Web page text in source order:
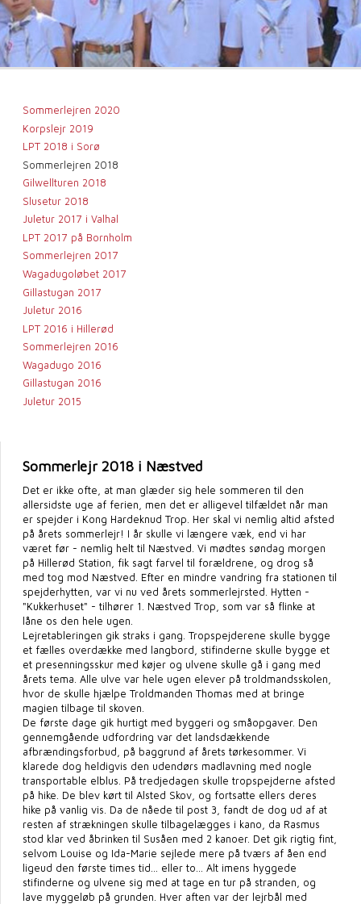
Sommerlejren 2020
Korpslejr 2019
LPT 2018 i Sorø
Sommerlejren 2018
Gilwellturen 2018
Slusetur 2018
Juletur 2017 i Valhal
LPT 2017 på Bornholm
Sommerlejren 2017
Wagadugoløbet 2017
Gillastugan 2017
Juletur 2016
LPT 2016 i Hillerød
Sommerlejren 2016
Wagadugo 2016
Gillastugan 2016
Juletur 2015
Sommerlejr 2018 i Næstved
Det er ikke ofte, at man glæder sig hele sommeren til den
allersidste uge af ferien, men det er alligevel tilfældet når man
er spejder i Kong Hardeknud Trop. Her skal vi nemlig altid afsted
på årets sommerlejr! I år skulle vi længere væk, end vi har
været før - nemlig helt til Næstved. Vi mødtes søndag morgen
på Hillerød Station, fik sagt farvel til forældrene, og drog så
med tog mod Næstved. Efter en mindre vandring fra stationen til
spejderhytten, var vi nu ved årets sommerlejrsted. Hytten -
"Kukkerhuset" - tilhører 1. Næstved Trop, som var så flinke at
låne os den hele ugen.
Lejretableringen gik straks i gang. Tropspejderene skulle bygge
et fælles overdække med langbord, stifinderne skulle bygge et
et presenningsskur med køjer og ulvene skulle gå i gang med
årets tema. Alle ulve var hele ugen elever på troldmandsskolen,
hvor de skulle hjælpe Troldmanden Thomas med at bringe
magien tilbage til skoven.
De første dage gik hurtigt med byggeri og småopgaver. Den
gennemgående udfordring var det landsdækkende
afbrændingsforbud, på baggrund af årets tørkesommer. Vi
klarede dog heldigvis den udendørs madlavning med nogle
transportable elblus. På tredjedagen skulle tropspejderne afsted
på hike. De blev kørt til Alsted Skov, og fortsatte ellers deres
hike på vanlig vis. Da de nåede til post 3, fandt de dog ud af at
resten af strækningen skulle tilbagelægges i kano, da Rasmus
stod klar ved åbrinken til Susåen med 2 kanoer. Det gik rigtig fint,
selvom Louise og Ida-Marie sejlede mere på tværs af åen end
ligeud den første times tid... eller to... Alt imens hyggede
stifinderne og ulvene sig med at tage en tur på stranden, og
lave myggeløb på grunden. Hver aften var der lejrbål med